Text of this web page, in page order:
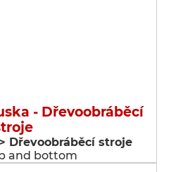
- Dřevoobráběcí
Dřevoobráběcí stroje
and bottom